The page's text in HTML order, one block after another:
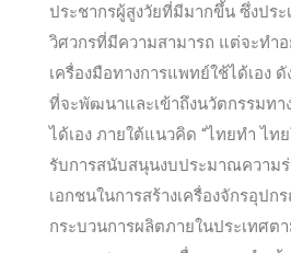
ประชากรผู้สูงวัยที่มีมากขึ้น ซึ่งปร
วิศวกรที่มีความสามารถ แต่จะทำอ
เครื่องมือทางการแพทย์ใช้ได้เอง
ที่จะพัฒนาและเข้าถึงนวัตกรรมท
ได้เอง ภายใต้แนวคิด “ไทยทำ ไท
รับการสนับสนุนงบประมาณความ
เอกชนในการสร้างเครื่องจักรอุป
กระบวนการผลิตภายในประเทศต